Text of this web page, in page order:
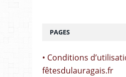
PAGES
• Conditions
fêtesdulauragais.fr